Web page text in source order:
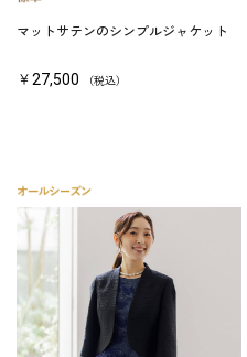
マットサテンのシンプルジャケット
￥27,500 （税込）